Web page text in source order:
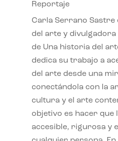
Reportaje
Carla Serrano
del arte y
de Una historia del
dedica su trabajo a
del arte desde una
conectándola con la
cultura y el arte
objetivo es hacer que
accesible, rigurosa y